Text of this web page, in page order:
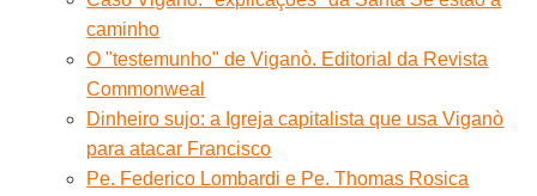
caminho
O "testemunho" de Viganò. Editorial da Revista
Commonweal
Dinheiro sujo: a Igreja capitalista que usa Viganò
para atacar Francisco
Pe. Federico Lombardi e Pe. Thomas Rosica